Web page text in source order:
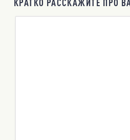
КРАТКО РАССКАЖИТЕ ПРО